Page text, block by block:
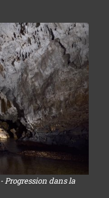
Progression dans la